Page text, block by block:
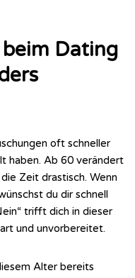
beim Dating
oft schneller
haben. Ab 60 verändert
Zeit drastisch. Wenn
du dir schnell
trifft dich in dieser
und unvorbereitet.
Alter bereits